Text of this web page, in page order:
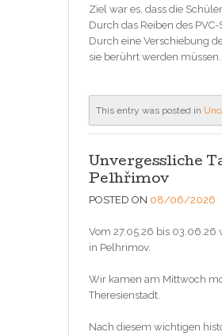
Ziel war es, dass die
Durch das Reiben des
Durch eine Verschiebung
sie berührt werden müssen.
This entry was posted in
Unvergessliche
Pelhřimov
POSTED ON 08/06/2026
Vom 27.05.26 bis 03.06.26
in Pelhrimov.
Wir kamen am Mittwoch
Theresienstadt.
Nach diesem wichtigen